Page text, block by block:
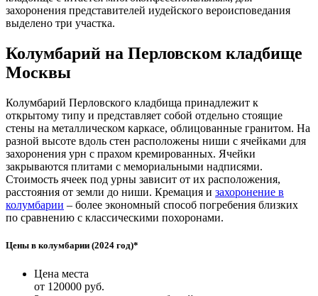
захоронения представителей иудейского вероисповедания
выделено три участка.
Колумбарий на Перловском кладбище
Москвы
Колумбарий Перловского кладбища принадлежит к
открытому типу и представляет собой отдельно стоящие
стены на металлическом каркасе, облицованные гранитом. На
разной высоте вдоль стен расположены ниши с ячейками для
захоронения урн с прахом кремированных. Ячейки
закрываются плитами с мемориальными надписями.
Стоимость ячеек под урны зависит от их расположения,
расстояния от земли до ниши. Кремация и захоронение в
колумбарии – более экономный способ погребения близких
по сравнению с классическими похоронами.
Цены в колумбарии (2024 год)*
Цена места
от 120000 руб.